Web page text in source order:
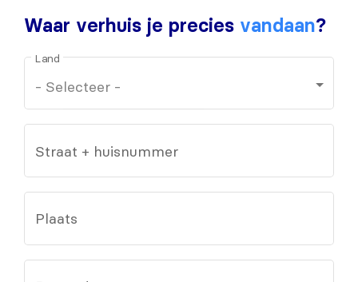
Waar verhuis je precies vandaan?
Land
Straat + huisnummer
Plaats